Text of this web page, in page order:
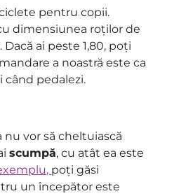
pentru copii.
dimensiunea roților de
ai peste 1,80, poți
a noastră este ca
când pedalezi.
vor să cheltuiască
scumpă, cu atât ea este
poți găsi
un începător este